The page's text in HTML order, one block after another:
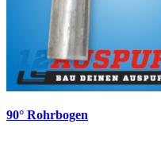
90° Rohrbogen